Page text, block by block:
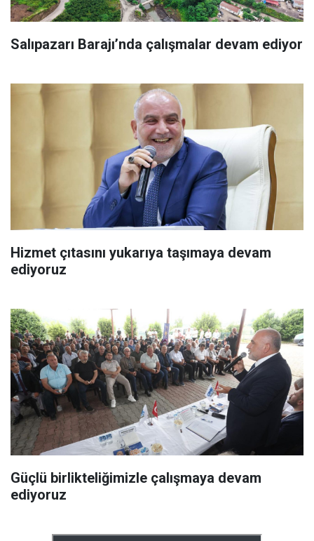
Salıpazarı Barajı’nda çalışmalar devam ediyor
Hizmet çıtasını yukarıya taşımaya devam
ediyoruz
Güçlü birlikteliğimizle çalışmaya devam
ediyoruz